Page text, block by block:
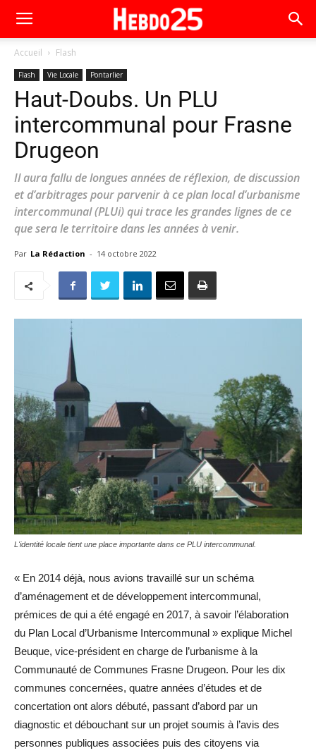
Accueil Flash
Flash Vie Locale Pontarlier
Haut-Doubs. Un PLU
intercommunal pour Frasne
Drugeon
Il aura fallu de longues années de réflexion, de discussion
et d’arbitrages pour parvenir à ce plan local d’urbanisme
intercommunal (PLUi) qui trace les grandes lignes de ce
que sera le territoire dans les années à venir.
Par La Rédaction - 14 octobre 2022
L'identité locale tient une place importante dans ce PLU intercommunal.
« En 2014 déjà, nous avions travaillé sur un schéma
d’aménagement et de développement intercommunal,
prémices de qui a été engagé en 2017, à savoir l’élaboration
du Plan Local d’Urbanisme Intercommunal » explique Michel
Beuque, vice-président en charge de l’urbanisme à la
Communauté de Communes Frasne Drugeon. Pour les dix
communes concernées, quatre années d’études et de
concertation ont alors débuté, passant d’abord par un
diagnostic et débouchant sur un projet soumis à l’avis des
personnes publiques associées puis des citoyens via